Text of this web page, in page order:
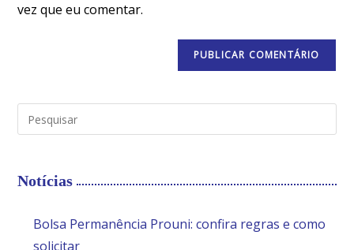
vez que eu comentar.
Notícias
Bolsa Permanência Prouni: confira regras e como
solicitar